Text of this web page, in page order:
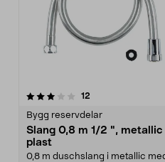
12
Bygg reservdelar
Slang 0,8 m 1/2 ", metallic
plast
0,8 m duschslang i metallic
4.0av 5 stjärnor